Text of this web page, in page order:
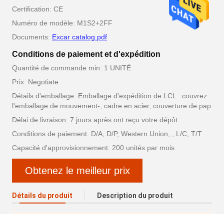
Certification: CE
Numéro de modèle: M1S2+2FF
Documents: Excar catalog.pdf
Conditions de paiement et d'expédition
Quantité de commande min: 1 UNITÉ
Prix: Negotiate
Détails d'emballage: Emballage d'expédition de LCL : couvrez
l'emballage de mouvement-, cadre en acier, couverture de pap
Délai de livraison: 7 jours après ont reçu votre dépôt
Conditions de paiement: D/A, D/P, Western Union, , L/C, T/T
Capacité d'approvisionnement: 200 unités par mois
Obtenez le meilleur prix
Détails du produit Description du produit